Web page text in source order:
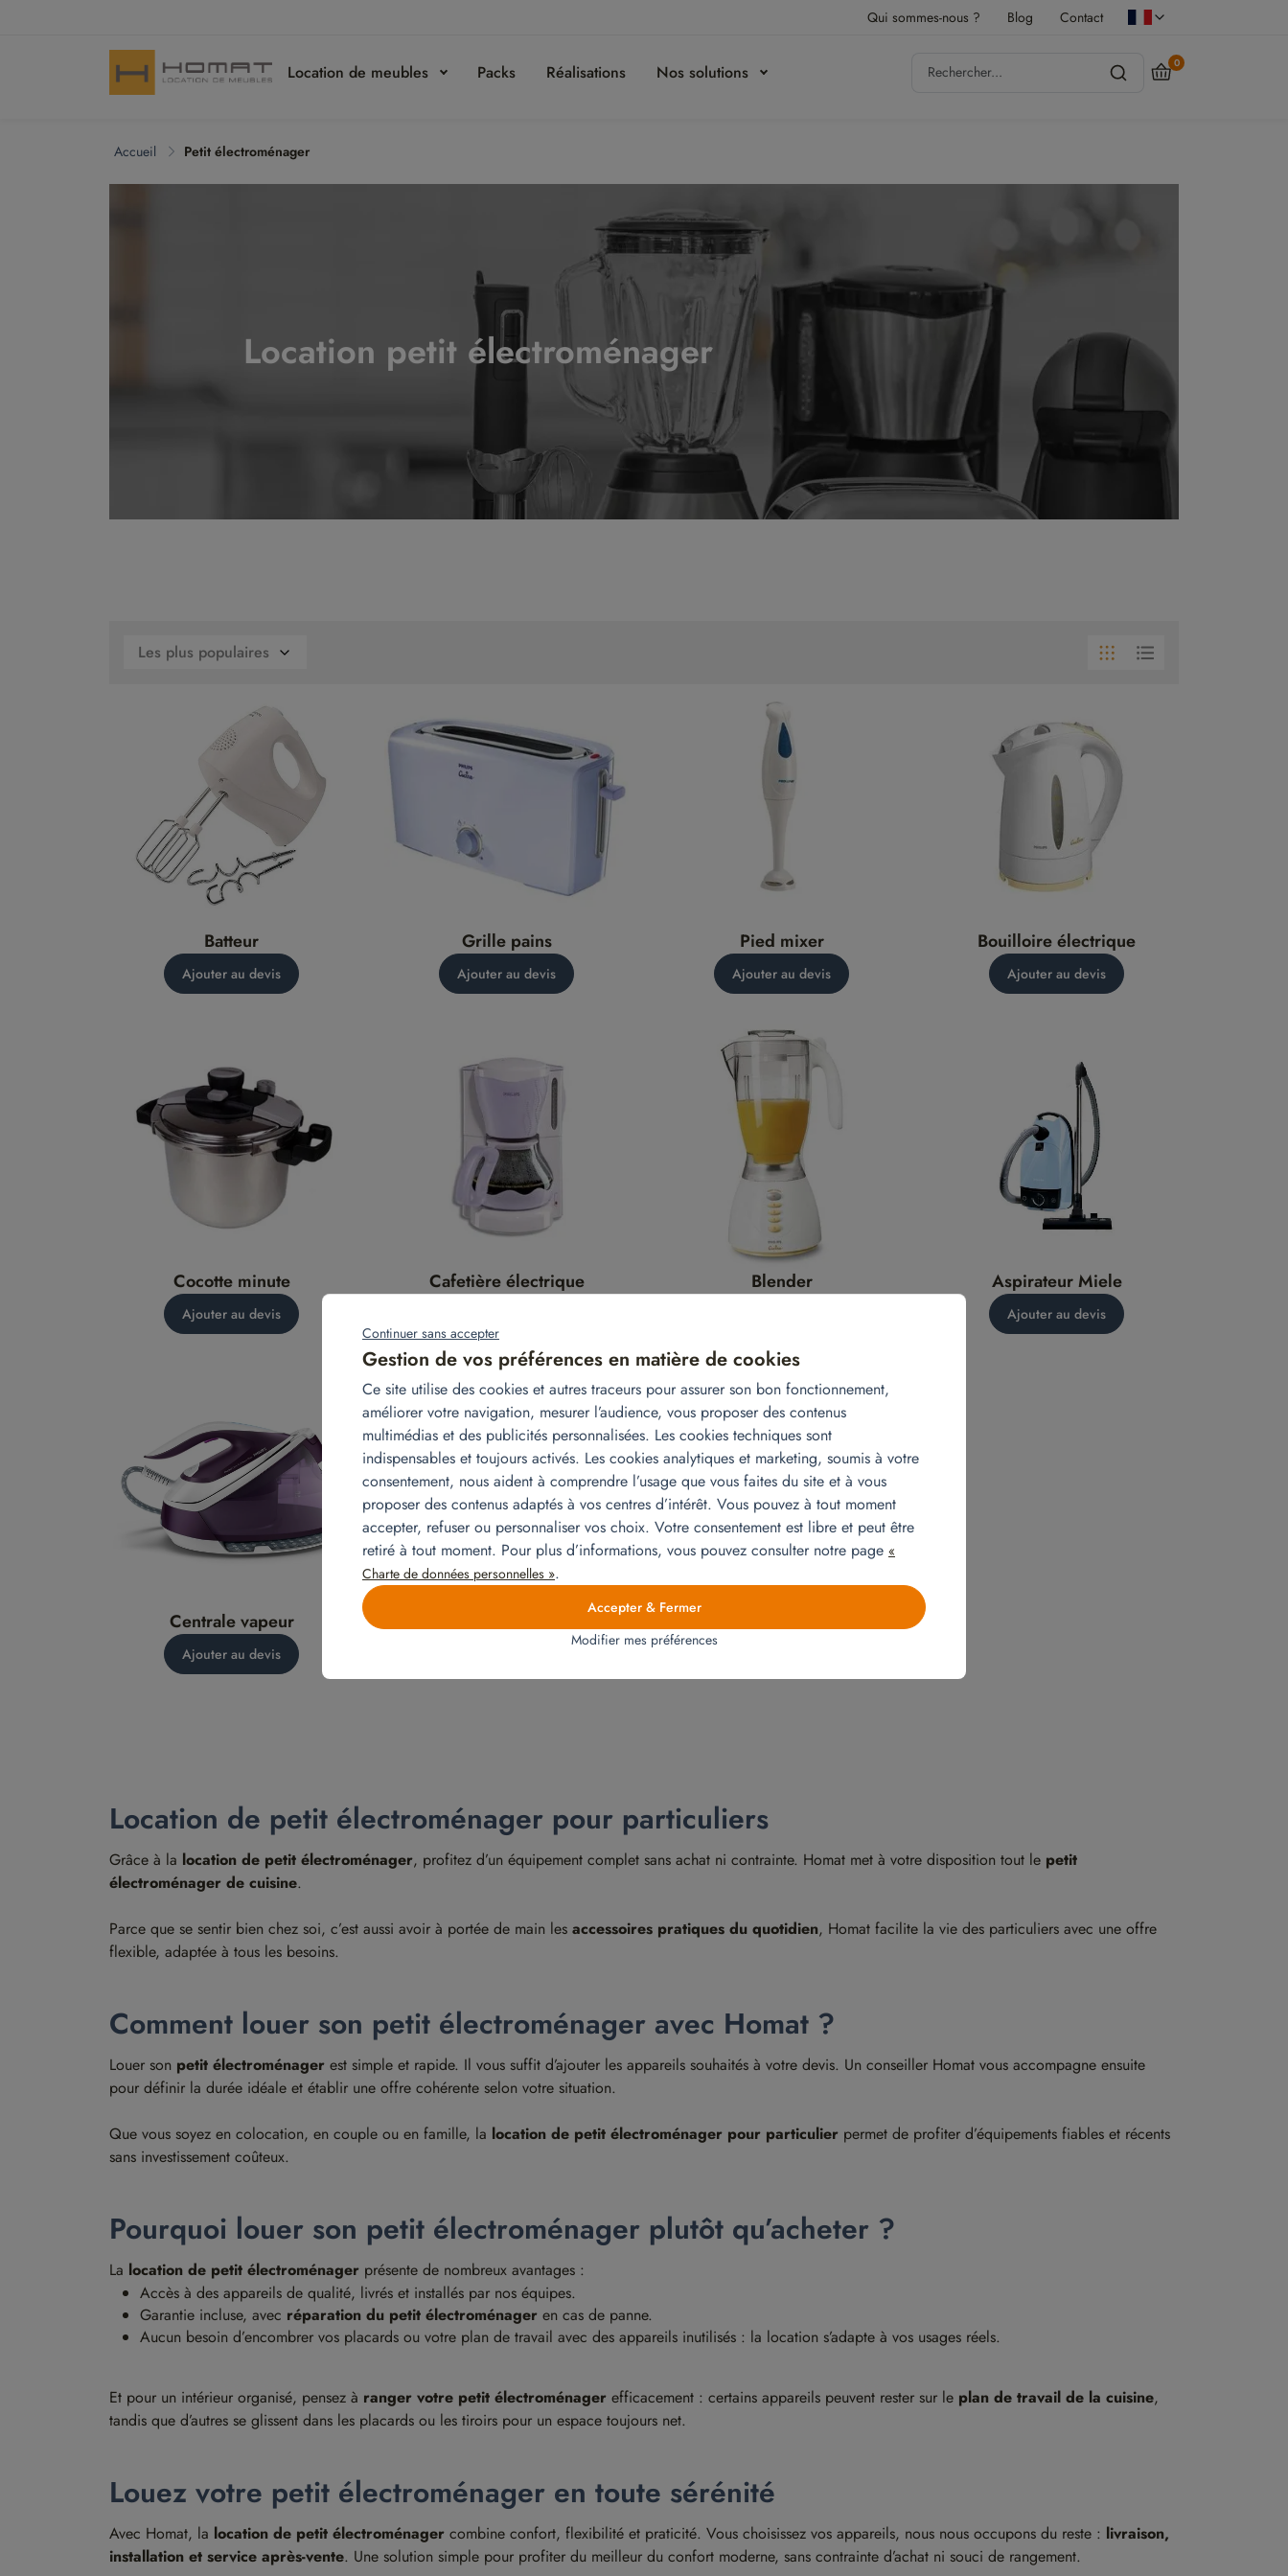
Qui sommes-nous ? Blog Contact
Location de meubles Packs Réalisations Nos solutions 0
Accueil Petit électroménager
Location petit électroménager
Les plus populaires
Batteur
Ajouter au devis
Grille pains
Ajouter au devis
Pied mixer
Ajouter au devis
Bouilloire électrique
Ajouter au devis
Cocotte minute
Ajouter au devis
Cafetière électrique Blender Aspirateur Miele
Ajouter au devis
Centrale vapeur
Ajouter au devis
Location de petit électroménager pour particuliers
Grâce à la location de petit électroménager, profitez d’un équipement complet sans achat ni contrainte. Homat met à votre disposition tout le petit
électroménager de cuisine.
Parce que se sentir bien chez soi, c’est aussi avoir à portée de main les accessoires pratiques du quotidien, Homat facilite la vie des particuliers avec une offre
flexible, adaptée à tous les besoins.
Comment louer son petit électroménager avec Homat ?
Louer son petit électroménager est simple et rapide. Il vous suffit d’ajouter les appareils souhaités à votre devis. Un conseiller Homat vous accompagne ensuite
pour définir la durée idéale et établir une offre cohérente selon votre situation.
Que vous soyez en colocation, en couple ou en famille, la location de petit électroménager pour particulier permet de profiter d’équipements fiables et récents
sans investissement coûteux.
Pourquoi louer son petit électroménager plutôt qu’acheter ?
La location de petit électroménager présente de nombreux avantages :
Accès à des appareils de qualité, livrés et installés par nos équipes.
Garantie incluse, avec réparation du petit électroménager en cas de panne.
Aucun besoin d’encombrer vos placards ou votre plan de travail avec des appareils inutilisés : la location s’adapte à vos usages réels.
Et pour un intérieur organisé, pensez à ranger votre petit électroménager efficacement : certains appareils peuvent rester sur le plan de travail de la cuisine,
tandis que d’autres se glissent dans les placards ou les tiroirs pour un espace toujours net.
Louez votre petit électroménager en toute sérénité
Avec Homat, la location de petit électroménager combine confort, flexibilité et praticité. Vous choisissez vos appareils, nous nous occupons du reste : livraison,
installation et service après-vente. Une solution simple pour profiter du meilleur du confort moderne, sans contrainte d’achat ni souci de rangement.
Continuer sans accepter
Gestion de vos préférences en matière de cookies
Ce site utilise des cookies et autres traceurs pour assurer son bon fonctionnement,
améliorer votre navigation, mesurer l’audience, vous proposer des contenus
multimédias et des publicités personnalisées. Les cookies techniques sont
indispensables et toujours activés. Les cookies analytiques et marketing, soumis à votre
consentement, nous aident à comprendre l’usage que vous faites du site et à vous
proposer des contenus adaptés à vos centres d’intérêt. Vous pouvez à tout moment
accepter, refuser ou personnaliser vos choix. Votre consentement est libre et peut être
retiré à tout moment. Pour plus d’informations, vous pouvez consulter notre page «
Charte de données personnelles ».
Accepter & Fermer
Modifier mes préférences